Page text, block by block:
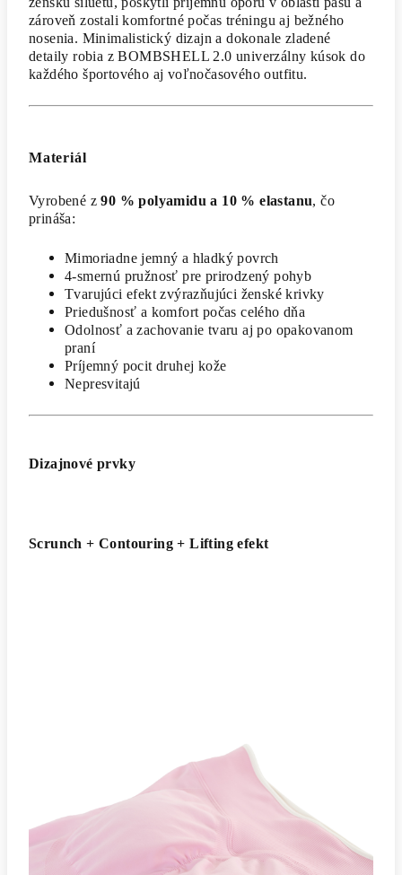
zároveň zostali komfortné počas tréningu aj bežného
nosenia. Minimalistický dizajn a dokonale zladené
detaily robia z BOMBSHELL 2.0 univerzálny kúsok do
každého športového aj voľnočasového outfitu.
Materiál
Vyrobené z90 % polyamidu a 10 % elastanu, čo
prináša:
Mimoriadne jemný a hladký povrch
4-smernú pružnosť pre prirodzený pohyb
Tvarujúci efekt zvýrazňujúci ženské krivky
Priedušnosť a komfort počas celého dňa
Odolnosť a zachovanie tvaru aj po opakovanom
praní
Príjemný pocit druhej kože
Nepresvitajú
Dizajnové prvky
Scrunch + Contouring + Lifting efekt